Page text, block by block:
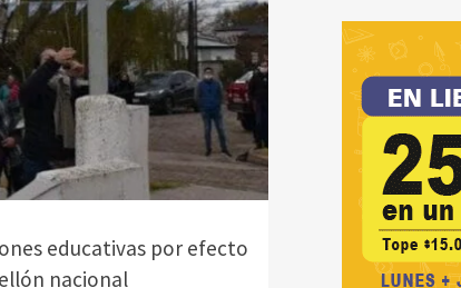
educativas por efecto
nacional